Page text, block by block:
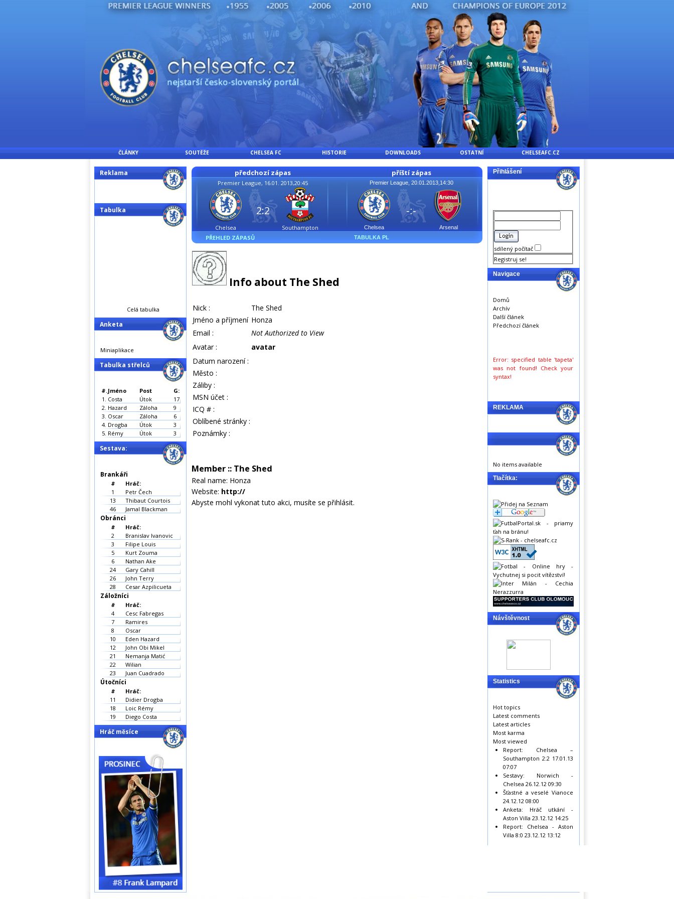
ČLÁNKY SOUTĚŽE CHELSEA FC HISTORIE DOWNLOADS OSTATNÍ CHELSEAFC.CZ
předchozí zápas
Premier League, 16.01. 2013,20:45
Chelsea Southampton
2:2
PŘEHLED ZÁPASŮ
příští zápas
Premier League, 20.01.2013,14:30
Chelsea Arsenal
-:-
TABULKA PL
Info about The Shed
Nick :
The Shed
Jméno a příjmení Honza
Email :
Not Authorized to View
Avatar :
avatar
Datum narození :
Město :
Záliby :
MSN účet :
ICQ # :
Oblíbené stránky :
Poznámky :
Member :: The Shed
Real name: Honza
Website: http://
Abyste mohl vykonat tuto akci, musíte se přihlásit.
Reklama
Tabulka
Celá tabulka
Anketa
Miniaplikace
Tabulka střelců
#.Jméno Post
G:
1. Costa Útok
17
2. Hazard Záloha
9
3. Oscar Záloha
6
4. Drogba Útok
3
5. Rémy Útok 3
Sestava:
Brankáři
#
Hráč:
1
Petr Čech
13
Thibaut Courtois
46
Jamal Blackman
Obránci
#
Hráč:
2
Branislav Ivanovic
3
Filipe Louis
5
Kurt Zouma
6
Nathan Ake
24
Gary Cahill
26
John Terry
28
Cesar Azpilicueta
Záložníci
#
Hráč:
4
Cesc Fabregas
7
Ramires
8
Oscar
10
Eden Hazard
12
John Obi Mikel
21
Nemanja Matić
22
Wilian
23
Juan Cuadrado
Útočníci
#
Hráč:
11
Didier Drogba
18
Loic Rémy
19
Diego Costa
Hráč měsíce
Přihlášení
sdílený počítač
Registruj se!
Navigace
Domů
Archív
Další článek
Předchozí článek
Error: specified table 'tapeta'
was not found! Check your
syntax!
REKLAMA
No items available
Tlačítka:
Návštěvnost
Statistics
Hot topics
Latest comments
Latest articles
Most karma
Most viewed
Report: Chelsea –
Southampton 2:2 17.01.13
07:07
Sestavy: Norwich -
Chelsea 26.12.12 09:30
Šťastné a veselé Vianoce
24.12.12 08:00
Anketa: Hráč utkání -
Aston Villa 23.12.12 14:25
Report: Chelsea - Aston
Villa 8:0 23.12.12 13:12